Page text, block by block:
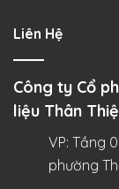
Liên Hệ
Công ty Cổ
liệu Thân
VP: Tầng
phường